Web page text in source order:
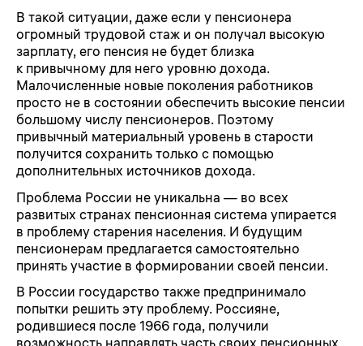
В такой ситуации, даже если у пенсионера
огромный трудовой стаж и он получал высокую
зарплату, его пенсия не будет близка
к привычному для него уровню дохода.
Малочисленные новые поколения работников
просто не в состоянии обеспечить высокие пенсии
большому числу пенсионеров. Поэтому
привычный материальный уровень в старости
получится сохранить только с помощью
дополнительных источников дохода.
Проблема России не уникальна — во всех
развитых странах пенсионная система упирается
в проблему старения населения. И будущим
пенсионерам предлагается самостоятельно
принять участие в формировании своей пенсии.
В России государство также предпринимало
попытки решить эту проблему. Россияне,
родившиеся после 1966 года, получили